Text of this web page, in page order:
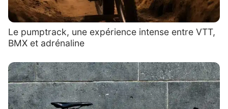
Le pumptrack, une expérience intense entre VTT,
BMX et adrénaline